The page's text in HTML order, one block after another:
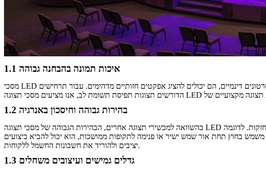
1.1 איכות תמונה בהבחנה גבוהה
מסכי LED ידועים בזכות יכולותיהם העדינות של איכות התמונה וביכולות ההתרבות הצבעוניות שלהם. בין אם זה מציג תמונות סטטיות או משחק סרטונים דינמיים, הם יכולים להציג אפקטים חזותיים מדהימים. עבור תרחישים
1.2 בהירות גבוהה וחיסכון באנרגיה
בהשוואה למכשירי תצוגה אחרים, הבהירות הגבוהה של מסכי תצוגה LED מאפשרת להם לבצע ביצועים טובים להפליא אפילו בסביבות אור חזקות. לדוגמה, RTLED מספקת פתרונות תצוגה של LED בחוץ. לוחות המסך LED
בחוץ תחת אור שמש ישיר או פנימה לתקופות ממושכות, הוא יכול להביא ביצועים
יציבים ולהוריד את חשבונות החשמל ללקוחות.
1.3 גדלים גמישים ועיצובים משחלים